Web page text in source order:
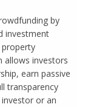
by
investment
allows investors
earn passive
transparency
or an